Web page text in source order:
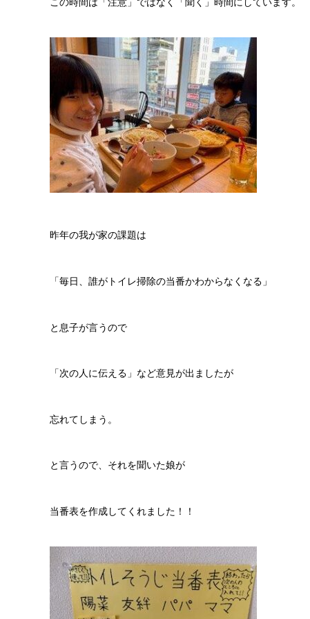
この時間は「注意」ではなく「聞く」時間にしています。
昨年の我が家の課題は
「毎日、誰がトイレ掃除の当番かわからなくなる」
と息子が言うので
「次の人に伝える」など意見が出ましたが
忘れてしまう。
と言うので、それを聞いた娘が
当番表を作成してくれました！！